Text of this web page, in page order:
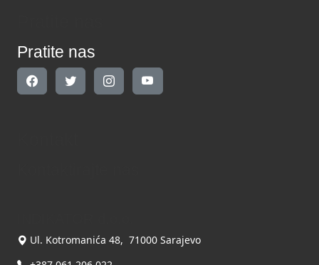
Pratite nas
Ul. Kotromanića 48, 71000 Sarajevo